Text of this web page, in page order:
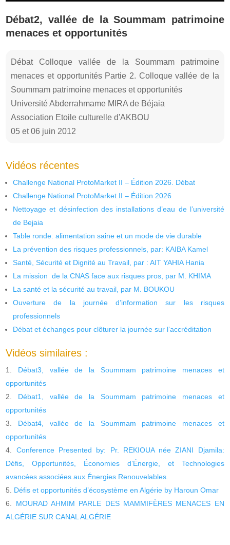
Débat2, vallée de la Soummam patrimoine
menaces et opportunités
Débat Colloque vallée de la Soummam patrimoine
menaces et opportunités Partie 2. Colloque vallée de la
Soummam patrimoine menaces et opportunités
Université Abderrahmame MIRA de Béjaia
Association Etoile culturelle d'AKBOU
05 et 06 juin 2012
Vidéos récentes
Challenge National ProtoMarket II – Édition 2026. Débat
Challenge National ProtoMarket II – Édition 2026
Nettoyage et désinfection des installations d’eau de l’université
de Bejaia
Table ronde: alimentation saine et un mode de vie durable
La prévention des risques professionnels, par: KAIBA Kamel
Santé, Sécurité et Dignité au Travail, par : AIT YAHIA Hania
La mission de la CNAS face aux risques pros, par M. KHIMA
La santé et la sécurité au travail, par M. BOUKOU
Ouverture de la journée d’information sur les risques
professionnels
Débat et échanges pour clôturer la journée sur l’accréditation
Vidéos similaires :
Débat3, vallée de la Soummam patrimoine menaces et
opportunités
Débat1, vallée de la Soummam patrimoine menaces et
opportunités
Débat4, vallée de la Soummam patrimoine menaces et
opportunités
Conference Presented by: Pr. REKIOUA née ZIANI Djamila:
Défis, Opportunités, Économies d’Énergie, et Technologies
avancées associées aux Énergies Renouvelables.
Défis et opportunités d’écosystème en Algérie by Haroun Omar
MOURAD AHMIM PARLE DES MAMMIFÈRES MENACES EN
ALGÉRIE SUR CANAL ALGÉRIE